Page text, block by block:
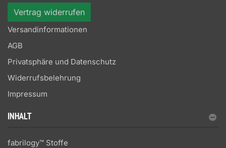
Vertrag widerrufen
Versandinformationen
AGB
Privatsphäre und Datenschutz
Widerrufsbelehrung
Impressum
INHALT
fabrilogy™ Stoffe